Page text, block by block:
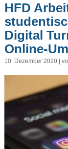
HFD
Digital
Online-
10. Dezember 2020 |